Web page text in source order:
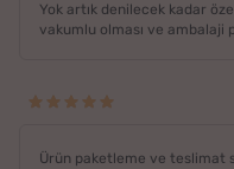
Yok artık denilecek kadar
vakumlu olması ve ambalaji
Ürün paketleme ve teslimat